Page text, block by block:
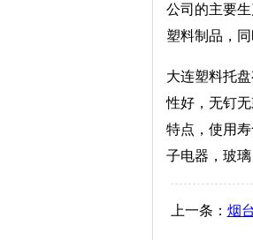
公司的主要
塑料制品，
大连塑料托
性好，无钉
特点，使用
子电器，玻
上一条： 烟